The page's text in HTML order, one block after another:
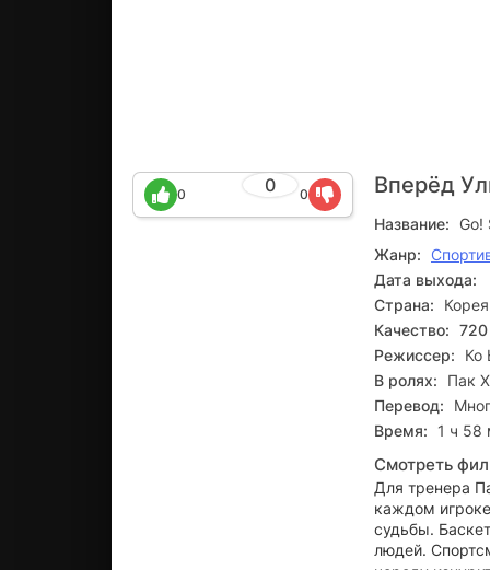
Вперёд
0
0 0
Название: Go!
Жанр:
Дата выхода:
Страна:
Качество:
Режиссер:
Ко
В ролях:
Пак
Перевод:
Время:
1 ч 58
Смотреть
Для тренера
каждом
судьбы.
людей.